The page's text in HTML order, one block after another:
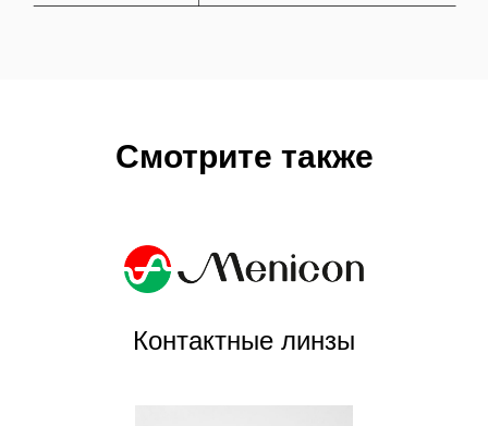
Смотрите также
Контактные линзы